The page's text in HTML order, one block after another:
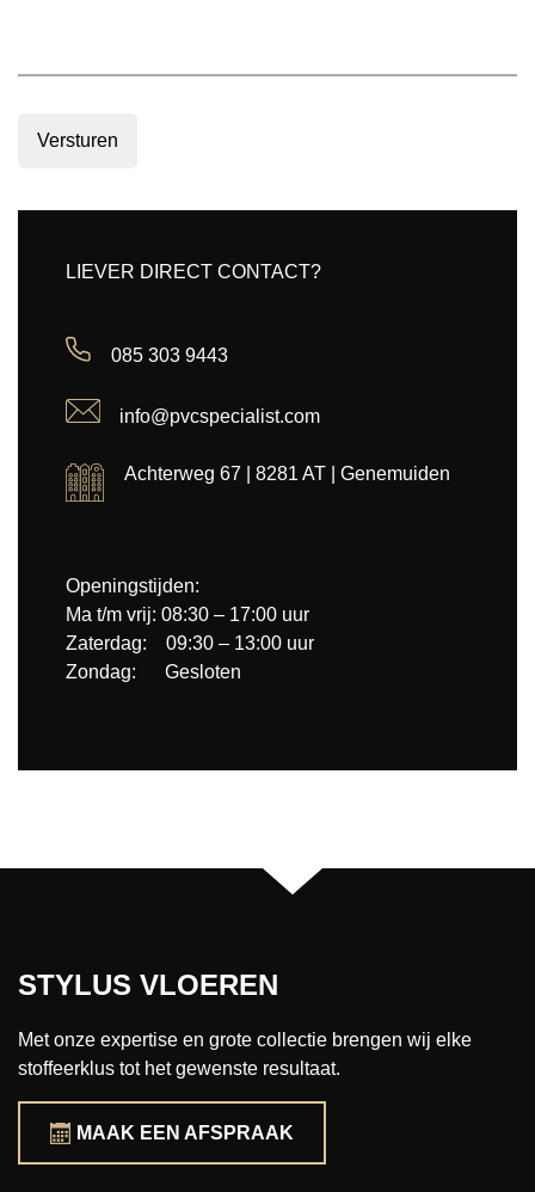
Versturen
LIEVER DIRECT CONTACT?
085 303 9443
info@pvcspecialist.com
Achterweg 67 | 8281 AT | Genemuiden
Openingstijden:
Ma t/m vrij: 08:30 – 17:00 uur
Zaterdag: 09:30 – 13:00 uur
Zondag: Gesloten
STYLUS VLOEREN
Met onze expertise en grote collectie brengen wij elke
stoffeerklus tot het gewenste resultaat.
MAAK EEN AFSPRAAK